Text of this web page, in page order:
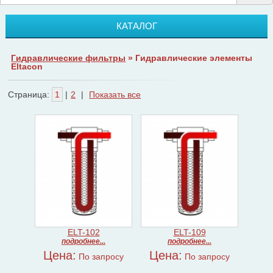
КАТАЛОГ
Гидравлические фильтры » Гидравлические элементы
Eltacon
Страница: 1 | 2 | Показать все
ELT-102
подробнее...
Цена: По запросу
ELT-109
подробнее...
Цена: По запросу